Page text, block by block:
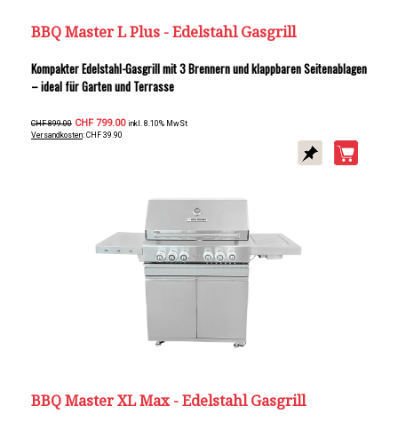
BBQ Master L Plus - Edelstahl Gasgrill
Kompakter Edelstahl-Gasgrill mit 3 Brennern und klappbaren Seitenablagen
– ideal für Garten und Terrasse
CHF 899.00 CHF 799.00 inkl. 8.10% MwSt
Versandkosten: CHF 39.90
BBQ Master XL Max - Edelstahl Gasgrill